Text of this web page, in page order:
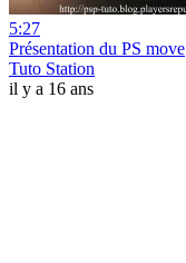
5:27
Présentation du PS move
Tuto Station
il y a 16 ans